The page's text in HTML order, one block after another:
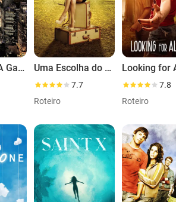
Gossip Girl: A Garota do Blog Uma Escolha do Coração
7.7
Roteiro
Looking for
7.8
Roteiro